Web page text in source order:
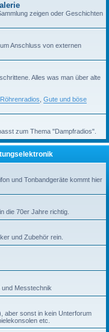
zeigen oder Geschichten
Anschluss von externen
Alles was man über alte
Gute und böse
zum Thema "Dampfradios".
und Tonbandgeräte kommt hier
die 70er Jahre richtig.
und Zubehör rein.
Messtechnik
aber sonst in kein Unterforum
etc.